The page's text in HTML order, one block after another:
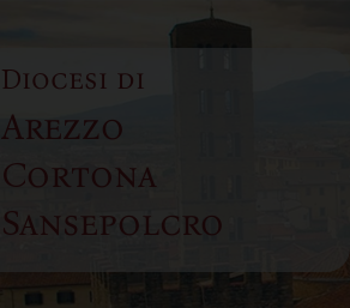
Diocesi di
Arezzo
Cortona
Sansepolcro